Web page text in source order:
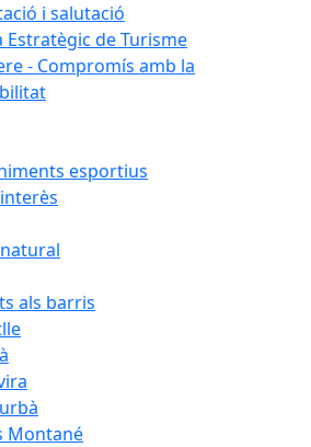
i salutació
Estratègic de Turisme
- Compromís amb la
esportius
als barris
Montané